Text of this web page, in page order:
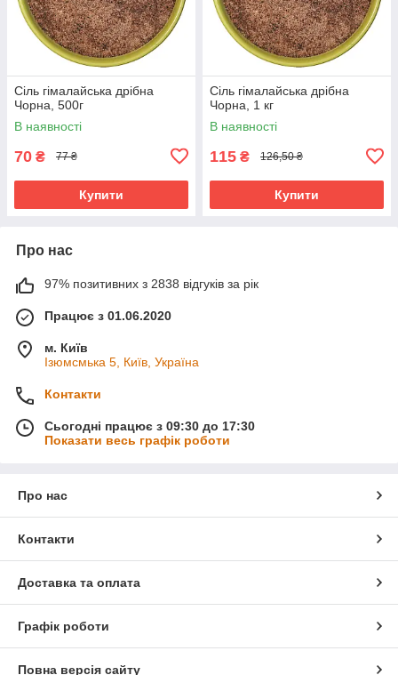
Сіль гімалайська дрібна
Чорна, 500г
В наявності
70 ₴ 77 ₴
Купити
Сіль гімалайська дрібна
Чорна, 1 кг
В наявності
115 ₴ 126,50 ₴
Купити
Про нас
97% позитивних з 2838 відгуків за рік
Працює з 01.06.2020
м. Київ
Ізюмсмька 5, Київ, Україна
Контакти
Сьогодні працює з 09:30 до 17:30
Показати весь графік роботи
Про нас
Контакти
Доставка та оплата
Графік роботи
Повна версія сайту